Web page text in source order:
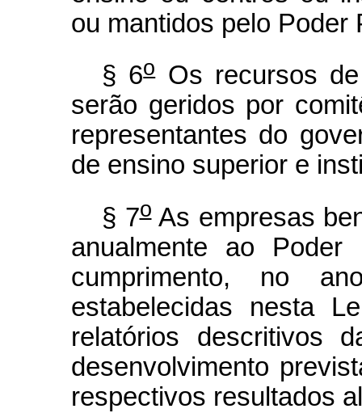
ou mantidos pelo Poder
§ 6oOs recursos
serão geridos por
representantes do
de ensino superior e
§ 7oAs empresas
anualmente ao Poder
cumprimento, no
estabelecidas nesta
relatórios descritivos
desenvolvimento
respectivos resultados